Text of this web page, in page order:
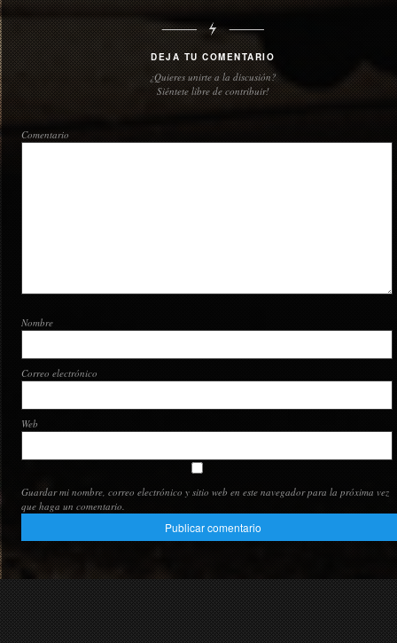
DEJA TU COMENTARIO
¿Quieres unirte a la discusión?
Siéntete libre de contribuir!
Comentario
Nombre
Correo electrónico
Web
Guardar mi nombre, correo electrónico y sitio web en este navegador para la próxima vez
que haga un comentario.